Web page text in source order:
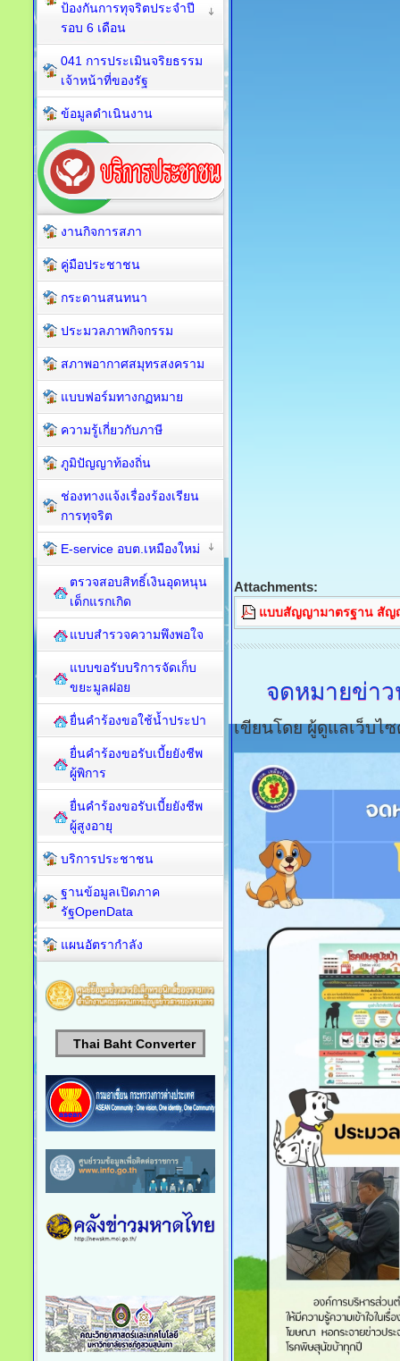
Attachments:
แบบสัญญามาตรฐาน สัญ
จดหมายข่า
เขียนโดย ผู้ดูแลเว็บไ
ป้องกันการทุจริตประจำปี
รอบ 6 เดือน
041 การประเมินจริยธรรม
เจ้าหน้าที่ของรัฐ
ข้อมูลดำเนินงาน
งานกิจการสภา
คู่มือประชาชน
กระดานสนทนา
ประมวลภาพกิจกรรม
สภาพอากาศสมุทรสงคราม
แบบฟอร์มทางกฏหมาย
ความรู้เกี่ยวกับภาษี
ภูมิปัญญาท้องถิ่น
ช่องทางแจ้งเรื่องร้องเรียน
การทุจริต
E-service อบต.เหมืองใหม่
ตรวจสอบสิทธิ์เงินอุดหนุน
เด็กแรกเกิด
แบบสำรวจความพึงพอใจ
แบบขอรับบริการจัดเก็บ
ขยะมูลฝอย
ยื่นคำร้องขอใช้น้ำประปา
ยื่นคำร้องขอรับเบี้ยยังชีพ
ผู้พิการ
ยื่นคำร้องขอรับเบี้ยยังชีพ
ผู้สูงอายุ
บริการประชาชน
ฐานข้อมูลเปิดภาค
รัฐOpenData
แผนอัตรากำลัง
Thai Baht Converter